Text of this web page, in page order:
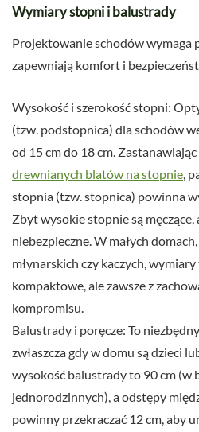
Wymiary stopni i balustrady
Projektowanie schodów wymaga
zapewniają komfort i
Wysokość i szerokość stopni:
(tzw. podstopnica) dla schodów
od 15 cm do 18 cm. Zastanawiając
drewnianych blatów na stopnie,
stopnia (tzw. stopnica) powinna
Zbyt wysokie stopnie są męczące,
niebezpieczne. W małych
młynarskich czy kaczych,
kompaktowe, ale zawsze z
kompromisu.
Balustrady i poręcze: To
zwłaszcza gdy w domu są dzieci
wysokość balustrady to 90 cm (w
jednorodzinnych), a odstępy
powinny przekraczać 12 cm, aby